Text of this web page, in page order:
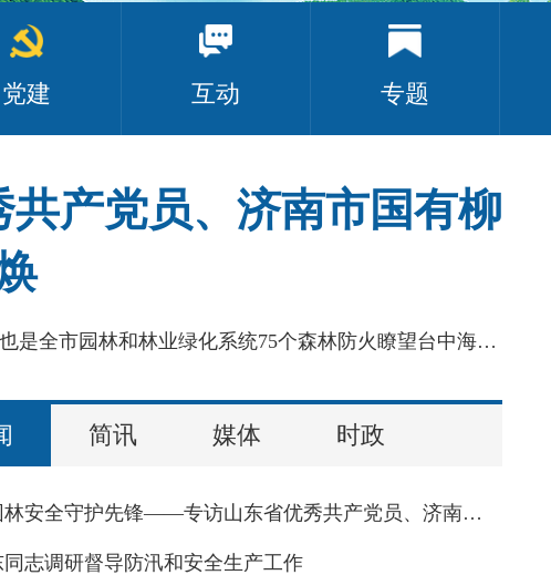
党建 互动 专题
产党员、济南市国有柳
来源：爱济南新闻客户端海拔800余米的跑马岭瞭望台，是济南南部山区森林防火的“千里眼”，也是全市园林和林业绿化系统75个森林防火瞭望台中海拔最高的一处。这里山高风烈，狂风常年绕着小楼呼啸，冬夜最低气温可跌至零下24摄氏度，泼水落地即刻凝成冰碴。济南市国有柳埠林场跑马岭林区护林人王守焕，在这里一守就是27年。
简讯 媒体 时政
济南园林安全守护先锋——专访山东省优秀共产党员、济南市国有柳埠林场护林人王守焕
志调研督导防汛和安全生产工作